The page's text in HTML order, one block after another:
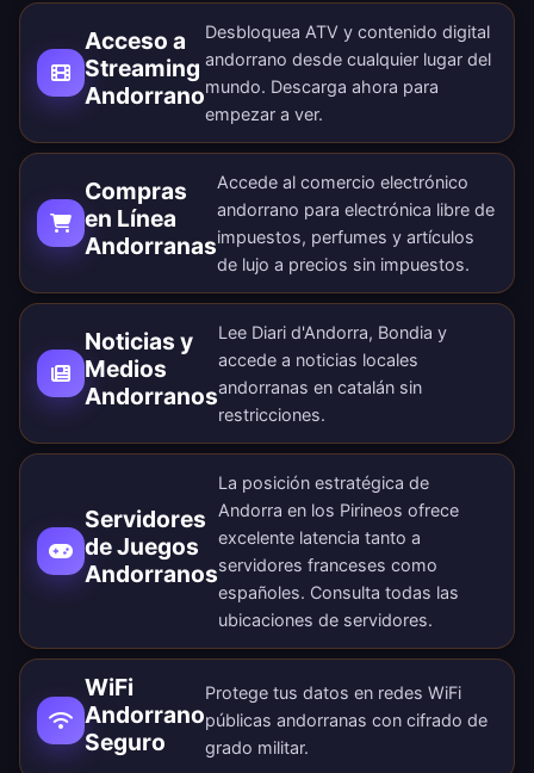
Acceso a
Streaming
Andorrano
Desbloquea ATV y contenido digital
andorrano desde cualquier lugar del
mundo. Descarga ahora para
empezar a ver.
Compras
en Línea
Andorranas
Accede al comercio electrónico
andorrano para electrónica libre de
impuestos, perfumes y artículos
de lujo a precios sin impuestos.
Noticias y
Medios
Andorranos
Lee Diari d'Andorra, Bondia y
accede a noticias locales
andorranas en catalán sin
restricciones.
Servidores
de Juegos
Andorranos
La posición estratégica de
Andorra en los Pirineos ofrece
excelente latencia tanto a
servidores franceses como
españoles. Consulta todas las
ubicaciones de servidores.
WiFi
Andorrano
Seguro
Protege tus datos en redes WiFi
públicas andorranas con cifrado de
grado militar.